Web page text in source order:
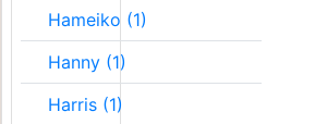
Hameiko (1)
Hanny (1)
Harris (1)